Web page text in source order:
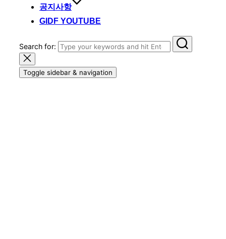
공지사항
GIDF YOUTUBE
Search for:
Toggle sidebar & navigation